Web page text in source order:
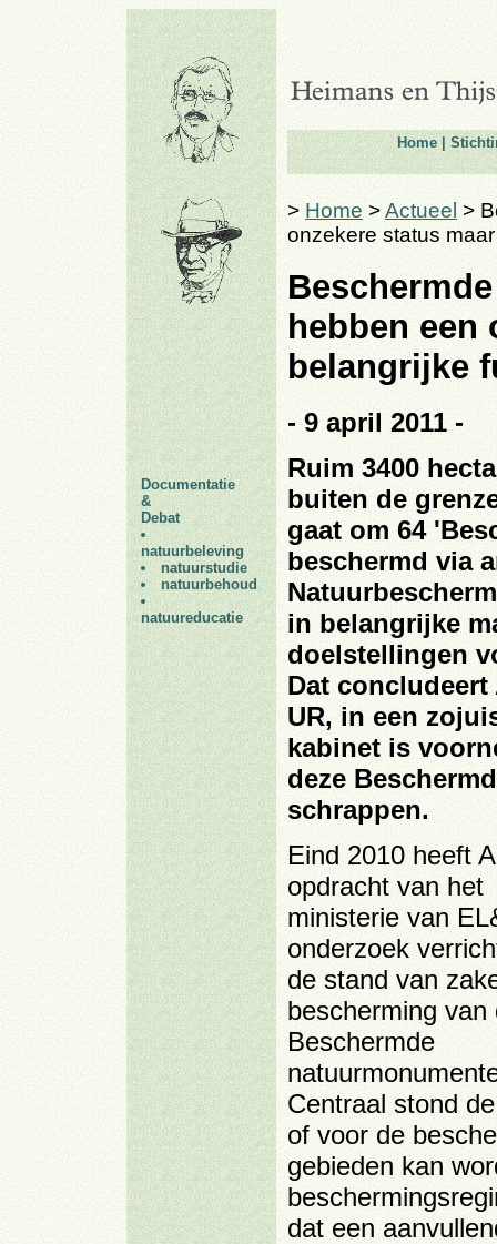
Documentatie
&
Debat
natuurbeleving
natuurstudie
natuurbehoud
natuureducatie
Home |
> Home >Actueel >
onzekere status
hebben een
belangrijke
- 9 april 2011 -
Ruim 3400
buiten de
gaat om 64
beschermd via
in belangrijke
doelstellingen
Dat
UR, in een
kabinet is
deze
schrappen.
Eind 2010 heeft
opdracht van het
ministerie van
onderzoek
de stand van
bescherming van
Beschermde
Centraal stond
of voor de
gebieden kan
dat een